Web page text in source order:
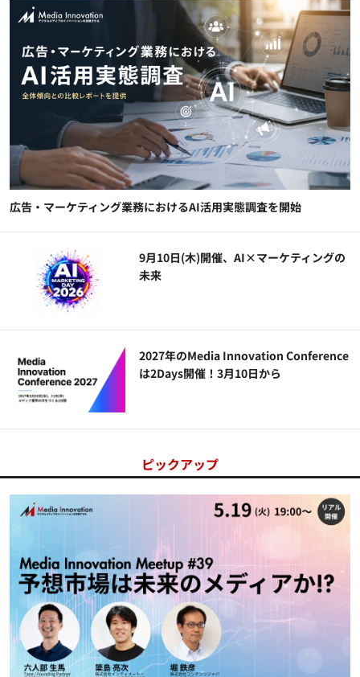
広告・マーケティング業務におけるAI活用実態調査を開始
9月10日(木)開催、AI×マーケティングの
未来
2027年のMedia Innovation Conference
は2Days開催！3月10日から
ピックアップ